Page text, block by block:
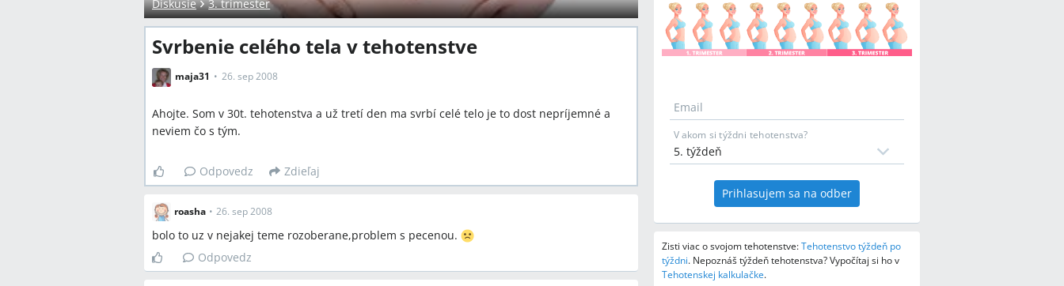
Diskusie 3. trimester
Svrbenie celého tela v tehotenstve
maja31 26. sep 2008
Ahojte. Som v 30t. tehotenstva a už tretí den ma svrbí celé telo je to dost nepríjemné a
neviem čo s tým.
Odpovedz Zdieľaj
roasha • 26. sep 2008
bolo to uz v nejakej teme rozoberane,problem s pecenou.
Odpovedz
Email
V akom si týždni tehotenstva?
Prihlasujem sa na odber
Zisti viac o svojom tehotenstve:Tehotenstvo týždeň po
týždni. Nepoznáš týždeň tehotenstva? Vypočítaj si ho v
Tehotenskej kalkulačke.